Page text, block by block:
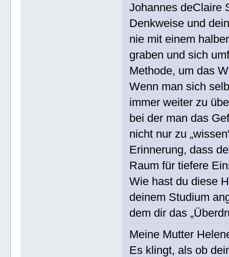
Johannes deClaire
Denkweise und
nie mit einem
graben und sich
Methode, um das
Wenn man sich
immer weiter zu
bei der man das
nicht nur zu
Erinnerung, dass
Raum für tiefere
Wie hast du diese
deinem Studium
dem dir das
Meine Mutter
Es klingt, als ob